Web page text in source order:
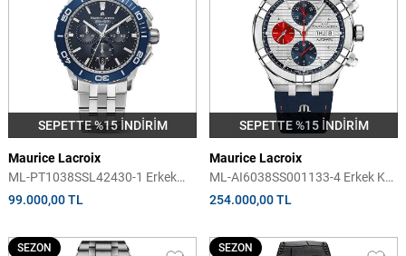
SEPETTE %15 İNDİRİM
Maurice Lacroix
ML-PT1038SSL42430-1 Erkek
Kol Saati
99.000,00 TL
SEPETTE %15 İNDİRİM
Maurice Lacroix
ML-AI6038SS001133-4 Erkek Kol
Saati
254.000,00 TL
SEZON
SEZON